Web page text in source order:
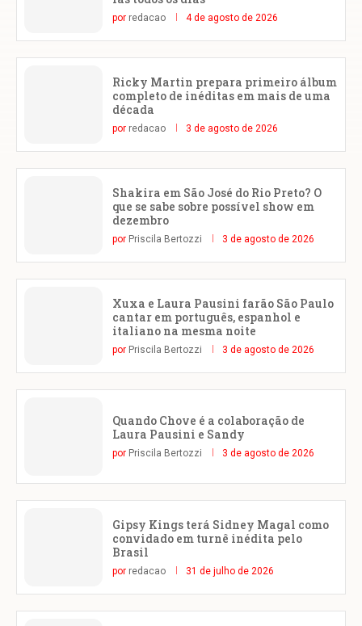
por redacao 4 de agosto de 2026
Ricky Martin prepara primeiro álbum
completo de inéditas em mais de uma
década
por redacao 3 de agosto de 2026
Shakira em São José do Rio Preto? O
que se sabe sobre possível show em
dezembro
por Priscila Bertozzi 3 de agosto de 2026
Xuxa e Laura Pausini farão São Paulo
cantar em português, espanhol e
italiano na mesma noite
por Priscila Bertozzi 3 de agosto de 2026
Quando Chove é a colaboração de
Laura Pausini e Sandy
por Priscila Bertozzi 3 de agosto de 2026
Gipsy Kings terá Sidney Magal como
convidado em turnê inédita pelo
Brasil
por redacao 31 de julho de 2026